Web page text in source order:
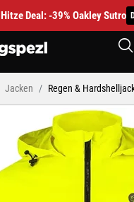
Hitze Deal: -39% Oakley Sutro
Jacken Regen &